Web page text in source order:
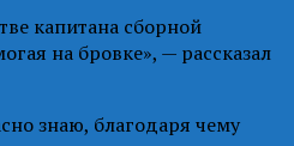
капитана сборной
на бровке», — рассказал
знаю, благодаря чему